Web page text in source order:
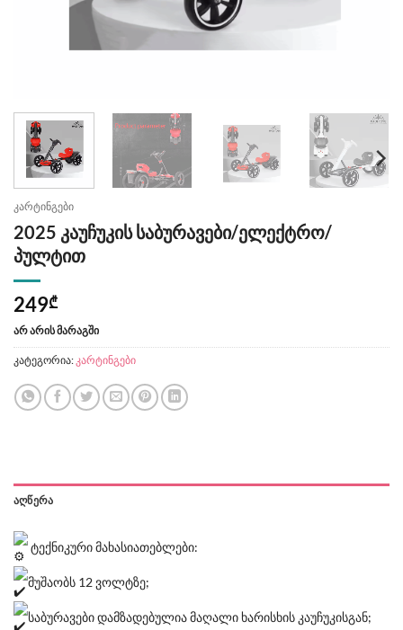
კარტინგები
2025 კაუჩუკის საბურავები/ელექტრო/
პულტით
249₾
არ არის მარაგში
კატეგორია: კარტინგები
ᲐᲦᲬᲔᲠᲐ
ტექნიკური მახასიათებლები:
მუშაობს 12 ვოლტზე;
საბურავები დამზადებულია მაღალი ხარისხის კაუჩუკისგან;